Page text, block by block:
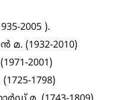
2005 ‌).
(1932-2010)
2001)
1798)